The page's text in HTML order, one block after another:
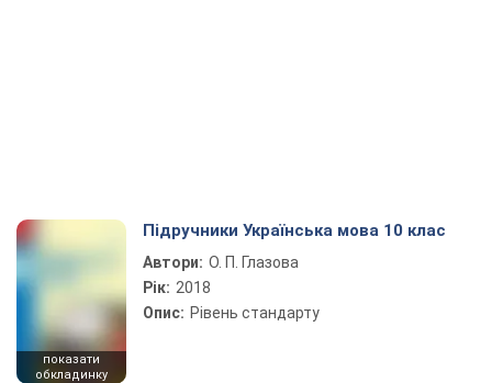
показати
обкладинку
Підручники Українська мова 10 клас
Автори: О. П. Глазова
Рік: 2018
Опис: Рівень стандарту